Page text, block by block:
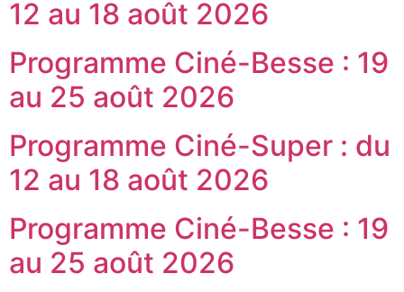
12 au 18 août 2026
Programme Ciné-Besse : 19
au 25 août 2026
Programme Ciné-Super : du
12 au 18 août 2026
Programme Ciné-Besse : 19
au 25 août 2026